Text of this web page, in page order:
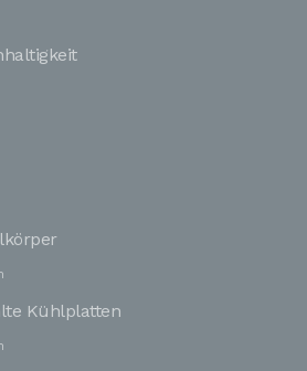
Kühlplatten